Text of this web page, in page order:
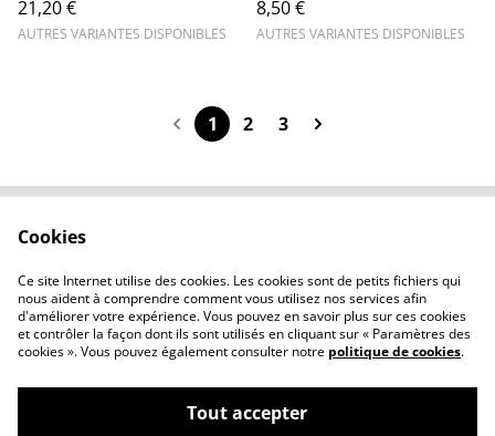
21,20 €
AUTRES VARIANTES DISPONIBLES
8,50 €
AUTRES VARIANTES DISPONIBLES
1 2 3
Politique de
confidentialité
Politique de cookies
Cookies
Ce site Internet utilise des cookies. Les cookies sont de petits fichiers qui
nous aident à comprendre comment vous utilisez nos services afin
d'améliorer votre expérience. Vous pouvez en savoir plus sur ces cookies
et contrôler la façon dont ils sont utilisés en cliquant sur « Paramètres des
cookies ». Vous pouvez également consulter notre politique de cookies.
Tout accepter